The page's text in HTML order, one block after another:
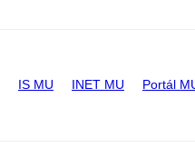
IS MU INET MU Portál